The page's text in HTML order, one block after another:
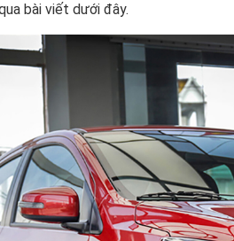
bài viết dưới đây.